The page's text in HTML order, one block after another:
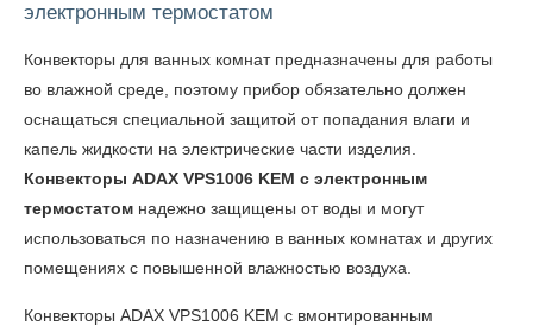
электронным термостатом
Конвекторы для ванных комнат предназначены для работы
во влажной среде, поэтому прибор обязательно должен
оснащаться специальной защитой от попадания влаги и
капель жидкости на электрические части изделия.
Конвекторы ADAX VPS1006 KEM с электронным
термостатом надежно защищены от воды и могут
использоваться по назначению в ванных комнатах и других
помещениях с повышенной влажностью воздуха.
Конвекторы ADAX VPS1006 KEM с вмонтированным